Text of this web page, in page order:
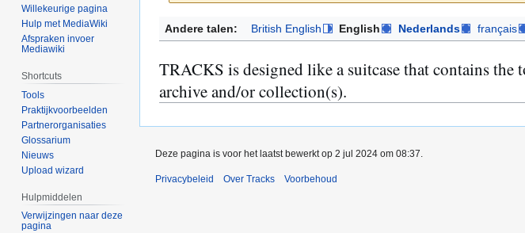
Naar
navigatie
Naar
zoeken
Andere talen: British English English Nederlands français
TRACKS is designed like a suitcase that contains
archive and/or collection(s).
Willekeurige pagina
Hulp met MediaWiki
Afspraken invoer
Mediawiki
Shortcuts
Tools
Praktijkvoorbeelden
Partnerorganisaties
Glossarium
Nieuws
Upload wizard
Hulpmiddelen
Verwijzingen naar deze
pagina
Deze pagina is voor het laatst bewerkt op 2 jul 2024 om 08:37.
Privacybeleid Over Tracks Voorbehoud